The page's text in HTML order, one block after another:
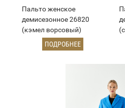
Пальто женское
демисезонное 26820
(кэмел ворсовый)
ПОДРОБНЕЕ